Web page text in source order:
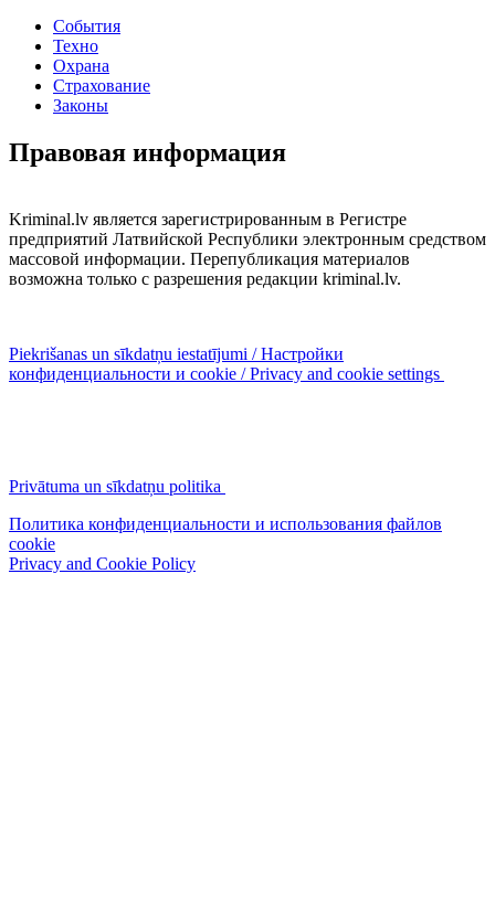
События
Техно
Охрана
Страхование
Законы
Правовая информация
Kriminal.lv является зарегистрированным в Регистре
предприятий Латвийской Республики электронным средством
массовой информации. Перепубликация материалов
возможна только с разрешения редакции kriminal.lv.
Piekrišanas un sīkdatņu iestatījumi / Настройки
конфиденциальности и cookie / Privacy and cookie settings
Privātuma un sīkdatņu politika
Политика конфиденциальности и использования файлов
cookie
Privacy and Cookie Policy